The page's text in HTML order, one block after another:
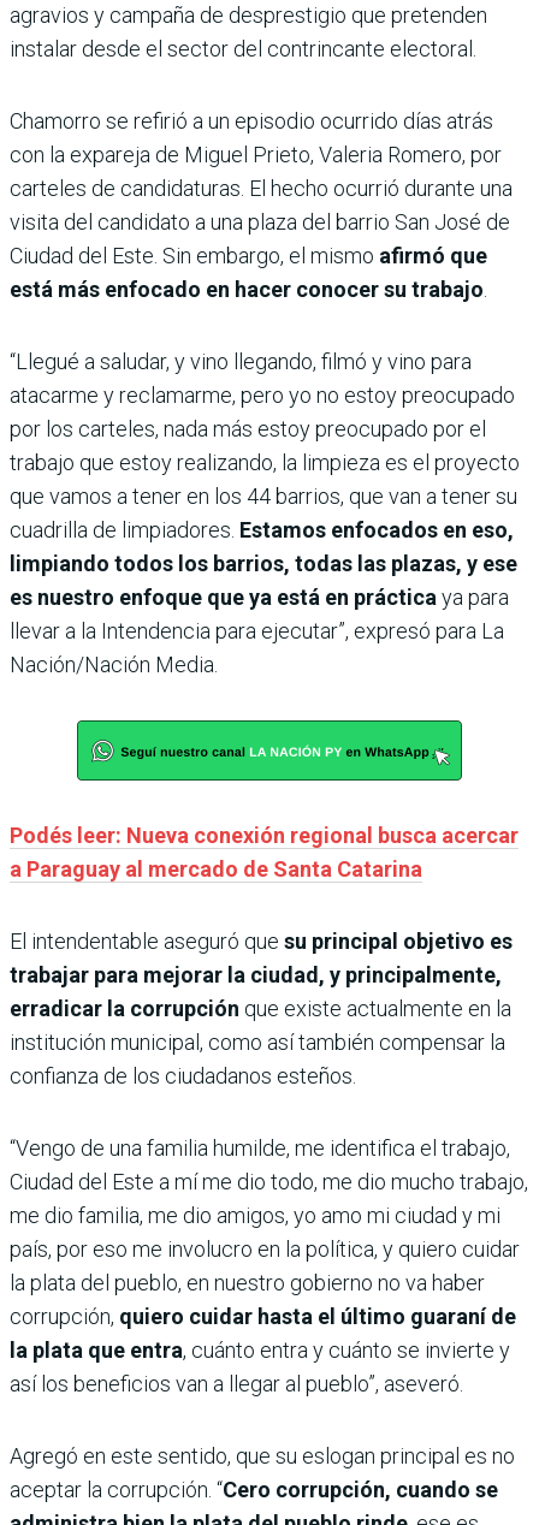
agravios y campaña de desprestigio que pretenden
instalar desde el sector del contrincante electoral.
Chamorro se refirió a un episodio ocurrido días atrás
con la expareja de Miguel Prieto, Valeria Romero, por
carteles de candidaturas. El hecho ocurrió durante una
visita del candidato a una plaza del barrio San José de
Ciudad del Este. Sin embargo, el mismo afirmó que
está más enfocado en hacer conocer su trabajo
“Llegué a saludar, y vino llegando, filmó y vino para
atacarme y reclamarme, pero yo no estoy preocupado
por los carteles, nada más estoy preocupado por el
trabajo que estoy realizando, la limpieza es el proyecto
que vamos a tener en los 44 barrios, que van a tener su
cuadrilla de limpiadores. Estamos enfocados en eso,
limpiando todos los barrios, todas las plazas, y ese
es nuestro enfoque que ya está en práctica ya para
llevar a la Intendencia para ejecutar”, expresó para La
Nación/Nación Media.
Podés leer: Nueva conexión regional busca acercar
a Paraguay al mercado de Santa Catarina
El intendentable aseguró que su principal objetivo es
trabajar para mejorar la ciudad, y principalmente,
erradicar la corrupción que existe actualmente en la
institución municipal, como así también compensar la
confianza de los ciudadanos esteños.
“Vengo de una familia humilde, me identifica el trabajo,
Ciudad del Este a mí me dio todo, me dio mucho trabajo,
me dio familia, me dio amigos, yo amo mi ciudad y mi
país, por eso me involucro en la política, y quiero cuidar
la plata del pueblo, en nuestro gobierno no va haber
corrupción, quiero cuidar hasta el último guaraní de
la plata que entra, cuánto entra y cuánto se invierte y
así los beneficios van a llegar al pueblo”, aseveró.
Agregó en este sentido, que su eslogan principal es no
aceptar la corrupción. “Cero corrupción, cuando se